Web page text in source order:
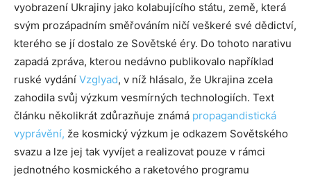
vyobrazení Ukrajiny jako kolabujícího státu, země, která
svým prozápadním směřováním ničí veškeré své dědictví,
kterého se jí dostalo ze Sovětské éry. Do tohoto narativu
zapadá zpráva, kterou nedávno publikovalo například
ruské vydání Vzglyad, v níž hlásalo, že Ukrajina zcela
zahodila svůj výzkum vesmírných technologiích. Text
článku několikrát zdůrazňuje známá propagandistická
vyprávění, že kosmický výzkum je odkazem Sovětského
svazu a lze jej tak vyvíjet a realizovat pouze v rámci
jednotného kosmického a raketového programu